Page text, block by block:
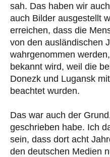
sah. Das haben wir
auch Bilder ausgestellt
erreichen, dass die
von den ausländischen
wahrgenommen
bekannt wird, weil die
Donezk und Lugansk
beachtet wurden.
Das war auch der
geschrieben habe. Ich
sein, dass dort acht
den deutschen Medien